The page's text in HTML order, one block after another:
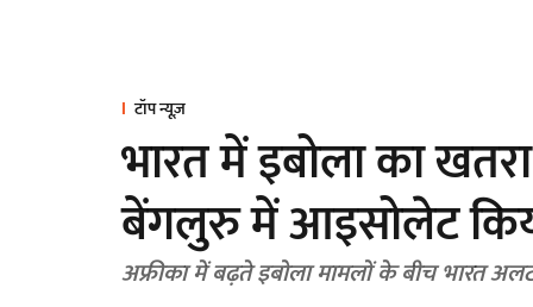
टॉप न्यूज़
भारत में इबोला का
बेंगलुरु में आइसोलेट
अफ्रीका में बढ़ते इबोला मामलों के बीच भारत